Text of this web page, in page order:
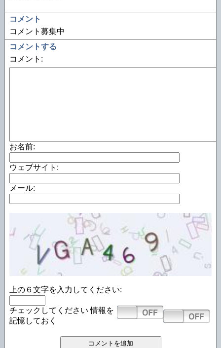
コメント
コメント募集中
コメントする
コメント:
お名前:
ウェブサイト:
メール:
上の６文字を入力してください:
チェックしてください 情報を
記憶しておく